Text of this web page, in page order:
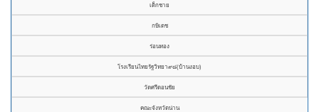
เด็กชาย
กษิเดช
ร่อนทอง
โรงเรียนไทยรัฐวิทยา๙๘(บ้านงอบ)
วัดศรีดอนชัย
คณะจังหวัดน่าน